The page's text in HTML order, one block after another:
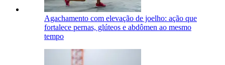
Agachamento com elevação de joelho: ação que
fortalece pernas, glúteos e abdômen ao mesmo
tempo